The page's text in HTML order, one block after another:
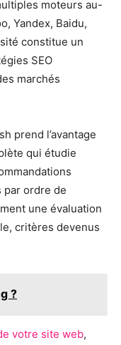
moteurs au-
Yandex, Baidu,
constitue un
SEO
marchés
prend l’avantage
qui étudie
par ordre de
une évaluation
critères devenus
?
votre site web,